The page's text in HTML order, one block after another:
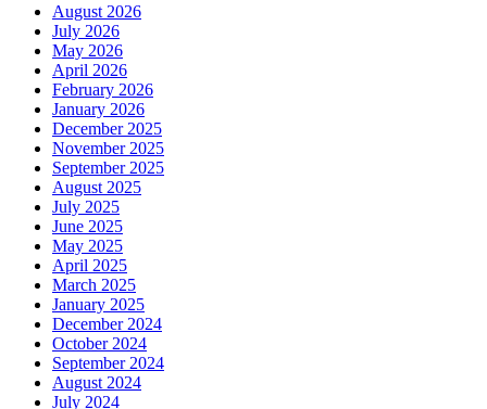
August 2026
July 2026
May 2026
April 2026
February 2026
January 2026
December 2025
November 2025
September 2025
August 2025
July 2025
June 2025
May 2025
April 2025
March 2025
January 2025
December 2024
October 2024
September 2024
August 2024
July 2024